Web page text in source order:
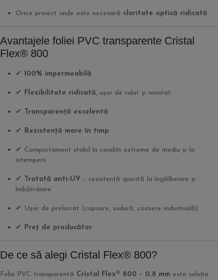
Orice proiect unde este necesară claritate optică ridicată
Avantajele foliei PVC transparente Cristal
Flex® 800
✔ 100% impermeabilă
✔ Flexibilitate ridicată, ușor de rulat și montat
✔ Transparență excelentă
✔ Rezistență mare în timp
✔ Comportament stabil în condiții extreme de mediu și la
intemperii
✔ Tratată anti-UV – rezistență sporită la îngălbenire și
îmbătrânire
✔ Ușor de prelucrat (capsare, sudură, coasere industrială)
✔ Preț de producător
De ce să alegi Cristal Flex® 800?
Folia PVC transparentă Cristal Flex® 800 – 0.8 mm este soluția